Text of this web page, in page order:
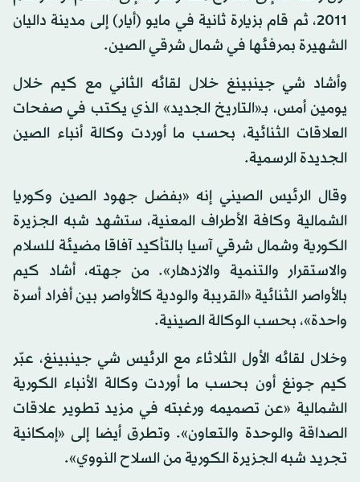
2011، ثم قام بزيارة ثانية في مايو (أيار) إلى مدينة داليان
الشهيرة بمرفئها في شمال شرقي الصين.
وأشاد شي جينبينغ خلال لقائه الثاني مع كيم خلال
يومين أمس، بـ«التاريخ الجديد» الذي يكتب في صفحات
العلاقات الثنائية، بحسب ما أوردت وكالة أنباء الصين
الجديدة الرسمية.
وقال الرئيس الصيني إنه «بفضل جهود الصين وكوريا
الشمالية وكافة الأطراف المعنية، ستشهد شبه الجزيرة
الكورية وشمال شرقي آسيا بالتأكيد آفاقا مضيئة للسلام
والاستقرار والتنمية والازدهار». من جهته، أشاد كيم
بالأواصر الثنائية «القريبة والودية كالأواصر بين أفراد أسرة
واحدة»، بحسب الوكالة الصينية.
وخلال لقائه الأول الثلاثاء مع الرئيس شي جينبينغ، عبّر
كيم جونغ أون بحسب ما أوردت وكالة الأنباء الكورية
الشمالية «عن تصميمه ورغبته في مزيد تطوير علاقات
الصداقة والوحدة والتعاون». وتطرق أيضا إلى «إمكانية
تجريد شبه الجزيرة الكورية من السلاح النووي».